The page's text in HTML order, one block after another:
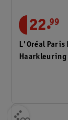
22.99
L'Oréal Paris
Haarkleuring